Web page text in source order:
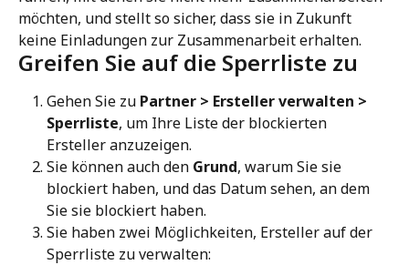
möchten, und stellt so sicher, dass sie in Zukunft
keine Einladungen zur Zusammenarbeit erhalten.
Greifen Sie auf die Sperrliste zu
Gehen Sie zu Partner > Ersteller verwalten >
Sperrliste, um Ihre Liste der blockierten
Ersteller anzuzeigen.
Sie können auch den Grund, warum Sie sie
blockiert haben, und das Datum sehen, an dem
Sie sie blockiert haben.
Sie haben zwei Möglichkeiten, Ersteller auf der
Sperrliste zu verwalten: